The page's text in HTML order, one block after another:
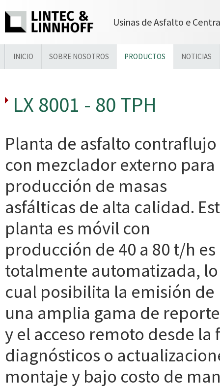
Usinas de Asfalto e
INICIO SOBRE NOSOTROS PRODUCTOS NOTICIAS
LX 8001 - 80 TPH
Planta de asfalto contraflujo
con mezclador externo para
producción de masas
asfálticas de alta calidad.
planta es móvil con
producción de 40 a 80 t/h es
totalmente automatizada, lo
cual posibilita la emisión de
una amplia gama de
y el acceso remoto desde
diagnósticos o
montaje y bajo costo de